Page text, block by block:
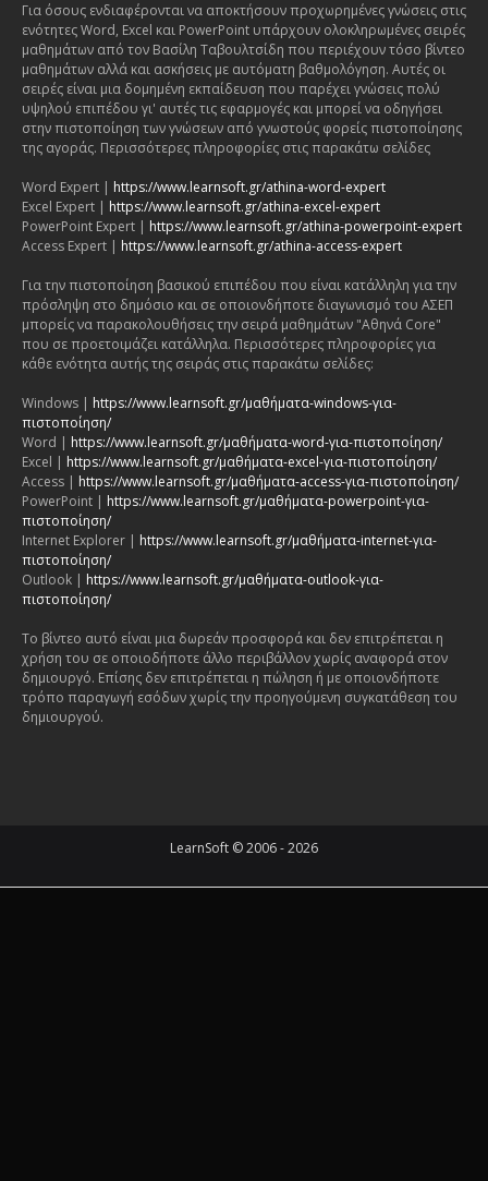
Για όσους ενδιαφέρονται να αποκτήσουν προχωρημένες γνώσεις στις
ενότητες Word, Excel και PowerPoint υπάρχουν ολοκληρωμένες σειρές
μαθημάτων από τον Βασίλη Ταβουλτσίδη που περιέχουν τόσο βίντεο
μαθημάτων αλλά και ασκήσεις με αυτόματη βαθμολόγηση. Αυτές οι
σειρές είναι μια δομημένη εκπαίδευση που παρέχει γνώσεις πολύ
υψηλού επιπέδου γι' αυτές τις εφαρμογές και μπορεί να οδηγήσει
στην πιστοποίηση των γνώσεων από γνωστούς φορείς πιστοποίησης
της αγοράς. Περισσότερες πληροφορίες στις παρακάτω σελίδες
Word Expert | https://www.learnsoft.gr/athina-word-expert
Excel Expert | https://www.learnsoft.gr/athina-excel-expert
PowerPoint Expert | https://www.learnsoft.gr/athina-powerpoint-expert
Access Expert | https://www.learnsoft.gr/athina-access-expert
Για την πιστοποίηση βασικού επιπέδου που είναι κατάλληλη για την
πρόσληψη στο δημόσιο και σε οποιονδήποτε διαγωνισμό του ΑΣΕΠ
μπορείς να παρακολουθήσεις την σειρά μαθημάτων "Αθηνά Core"
που σε προετοιμάζει κατάλληλα. Περισσότερες πληροφορίες για
κάθε ενότητα αυτής της σειράς στις παρακάτω σελίδες:
Windows | https://www.learnsoft.gr/μαθήματα-windows-για-
πιστοποίηση/
Word | https://www.learnsoft.gr/μαθήματα-word-για-πιστοποίηση/
Excel | https://www.learnsoft.gr/μαθήματα-excel-για-πιστοποίηση/
Access | https://www.learnsoft.gr/μαθήματα-access-για-πιστοποίηση/
PowerPoint | https://www.learnsoft.gr/μαθήματα-powerpoint-για-
πιστοποίηση/
Internet Explorer | https://www.learnsoft.gr/μαθήματα-internet-για-
πιστοποίηση/
Outlook | https://www.learnsoft.gr/μαθήματα-outlook-για-
πιστοποίηση/
Το βίντεο αυτό είναι μια δωρεάν προσφορά και δεν επιτρέπεται η
χρήση του σε οποιοδήποτε άλλο περιβάλλον χωρίς αναφορά στον
δημιουργό. Επίσης δεν επιτρέπεται η πώληση ή με οποιονδήποτε
τρόπο παραγωγή εσόδων χωρίς την προηγούμενη συγκατάθεση του
δημιουργού.
LearnSoft © 2006 - 2026